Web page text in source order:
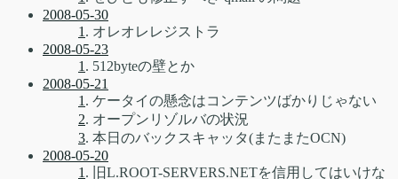
2008-05-30
1 . オレオレレジストラ
2008-05-23
1 . 512byteの壁とか
2008-05-21
1 . ケータイの懸念はコンテンツばかりじゃない
2. オープンリゾルバの状況
3. 本日のバックスキャッタ(またまたOCN)
2008-05-20
1 . 旧L.ROOT-SERVERS.NETを信用してはいけな